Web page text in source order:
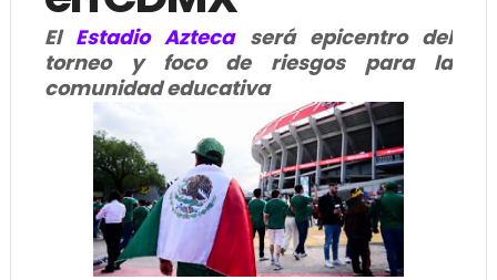
El Estadio Aztecaserá epicentro del
torneo y foco de riesgos para la
comunidad educativa